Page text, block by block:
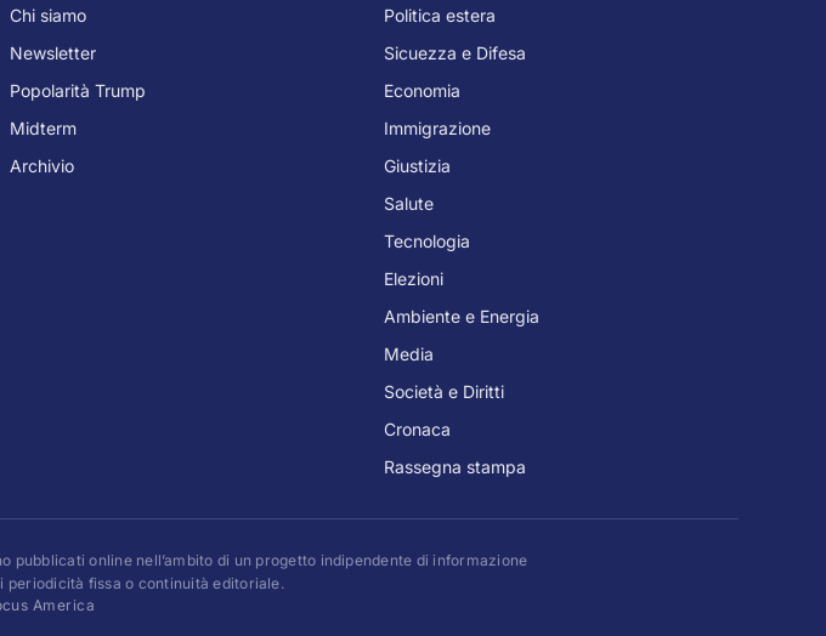
Chi siamo
Newsletter
Popolarità Trump
Midterm
Archivio
Politica estera
Sicuezza e Difesa
Economia
Immigrazione
Giustizia
Salute
Tecnologia
Elezioni
Ambiente e Energia
Media
Società e Diritti
Cronaca
Rassegna stampa
online nell’ambito di un progetto indipendente di informazione
periodicità fissa o continuità editoriale.
America